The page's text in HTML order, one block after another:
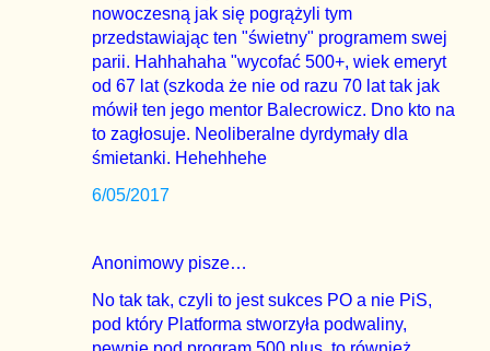
nowoczesną jak się pogrążyli tym
przedstawiając ten "świetny" programem swej
parii. Hahhahaha "wycofać 500+, wiek emeryt
od 67 lat (szkoda że nie od razu 70 lat tak jak
mówił ten jego mentor Balecrowicz. Dno kto na
to zagłosuje. Neoliberalne dyrdymały dla
śmietanki. Hehehhehe
6/05/2017
Anonimowy pisze…
No tak tak, czyli to jest sukces PO a nie PiS,
pod który Platforma stworzyła podwaliny,